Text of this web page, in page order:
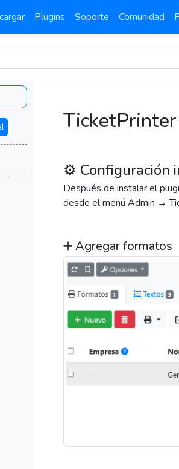
Plugins Soporte Comunidad
⚙️ Configuración
Después de instalar el
desde el menú Admin →
➕ Agregar formatos